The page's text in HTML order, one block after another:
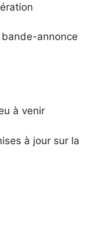
annonce
à venir
à jour sur la